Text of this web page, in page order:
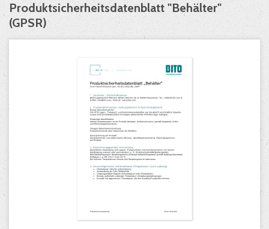
Produktsicherheitsdatenblatt "Behälter"
(GPSR)